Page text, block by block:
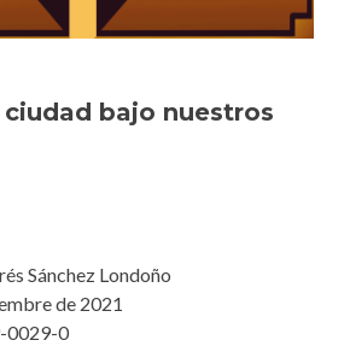
ciudad bajo nuestros
Sánchez Londoño
de 2021
0029-0